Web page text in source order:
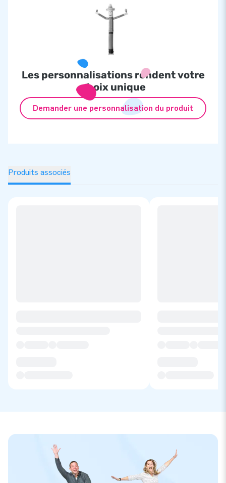
Les personnalisations rendent votre
choix unique
Demander une personnalisation du produit
Produits associés